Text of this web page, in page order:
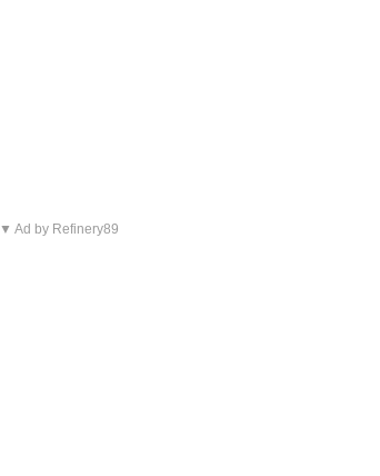
▼ Ad by Refinery89